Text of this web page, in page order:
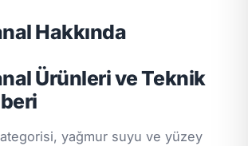
Hakkında
Ürünleri ve Teknik
yağmur suyu ve yüzey